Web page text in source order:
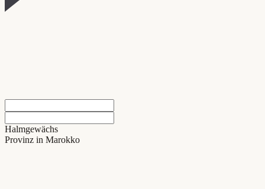
Halmgewächs
Provinz in Marokko